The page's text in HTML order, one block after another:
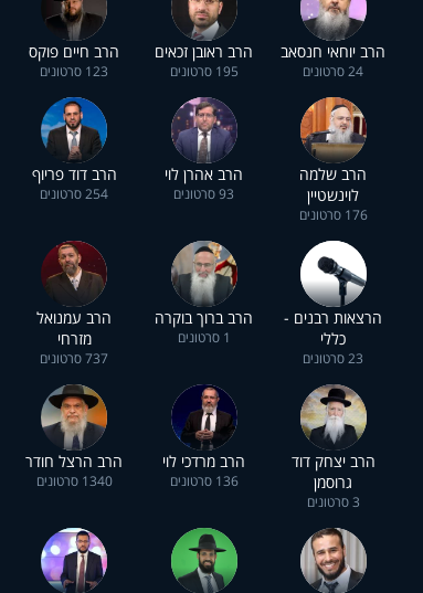
הרב יוחאי חנסאב
24 סרטונים
הרב ראובן זכאים
195 סרטונים
הרב חיים פוקס
123 סרטונים
הרב שלמה
לוינשטיין
176 סרטונים
הרב אהרן לוי
93 סרטונים
הרב דוד פריוף
254 סרטונים
הרצאות רבנים -
כללי
23 סרטונים
הרב ברוך בוקרה
1 סרטונים
הרב עמנואל
מזרחי
737 סרטונים
הרב יצחק דוד
גרוסמן
3 סרטונים
הרב מרדכי לוי
136 סרטונים
הרב הרצל חודר
1340 סרטונים